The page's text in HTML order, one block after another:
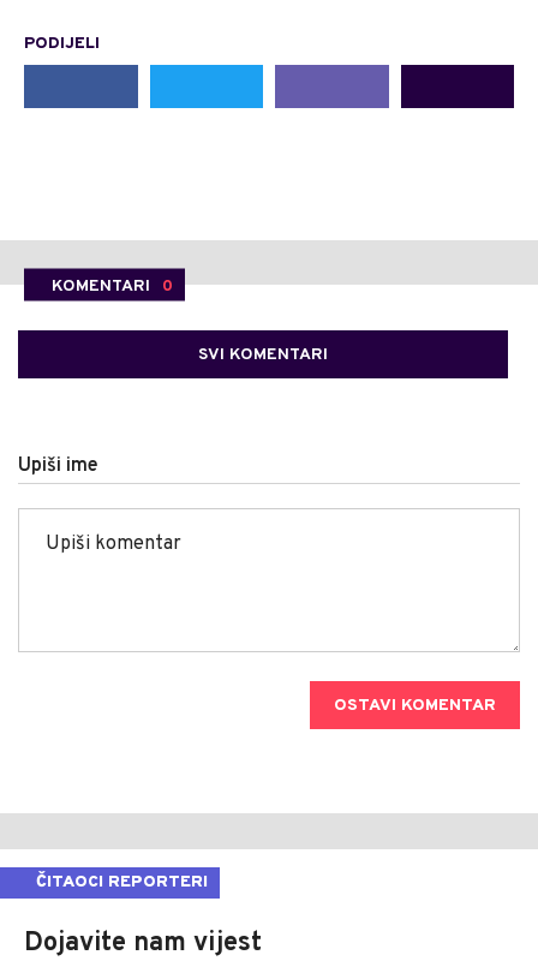
PODIJELI
KOMENTARI 0
SVI KOMENTARI
Upiši ime
OSTAVI KOMENTAR
ČITAOCI REPORTERI
Dojavite nam vijest